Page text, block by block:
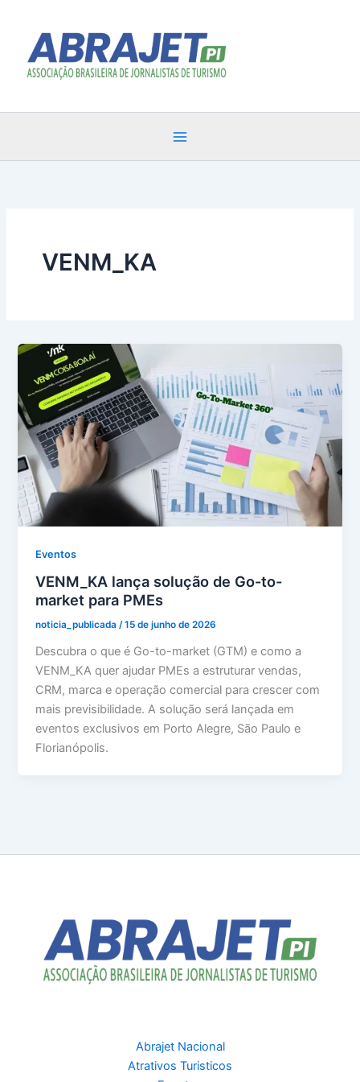
conteúdo
VENM_KA
Eventos
VENM_KA lança solução de Go-to-
market para PMEs
noticia_publicada/15 de junho de 2026
Descubra o que é Go-to-market (GTM) e como a
VENM_KA quer ajudar PMEs a estruturar vendas,
CRM, marca e operação comercial para crescer com
mais previsibilidade. A solução será lançada em
eventos exclusivos em Porto Alegre, São Paulo e
Florianópolis.
Abrajet Nacional
Atrativos Turisticos